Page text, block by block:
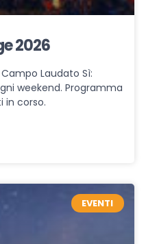
2026
Laudato Sì:
weekend. Programma
in corso.
EVENTI